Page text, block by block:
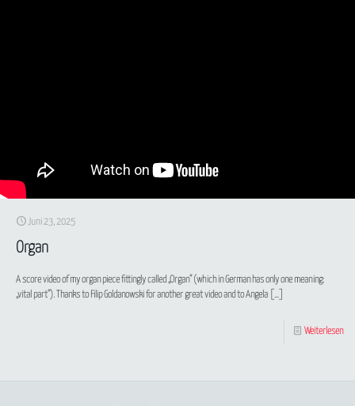
Juni 23, 2025
Organ
A score video of my organ piece fittingly called „Organ“ (which in German has only one meaning:
„vital part“). Thanks to Filip Goldanowski for another great video and to Angela […]
Weiterlesen